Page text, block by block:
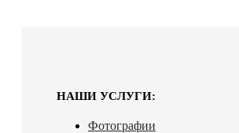
НАШИ УСЛУГИ:
Фотографии